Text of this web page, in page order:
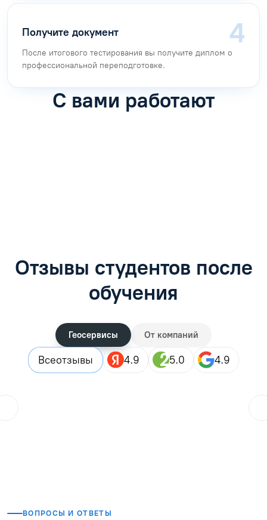
Получите документ
После итогового тестирования вы получите диплом о
профессиональной переподготовке.
С вами работают
Отзывы студентов после
обучения
Геосервисы От компаний
Всеотзывы 4.9 5.0 4.9
ВОПРОСЫ И ОТВЕТЫ